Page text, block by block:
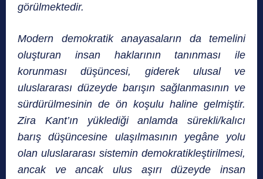
görülmektedir.
Modern demokratik anayasaların da temelini
oluşturan insan haklarının tanınması ile
korunması düşüncesi, giderek ulusal ve
uluslararası düzeyde barışın sağlanmasının ve
sürdürülmesinin de ön koşulu haline gelmiştir.
Zira Kant’ın yüklediği anlamda sürekli/kalıcı
barış düşüncesine ulaşılmasının yegâne yolu
olan uluslararası sistemin demokratikleştirilmesi,
ancak ve ancak ulus aşırı düzeyde insan